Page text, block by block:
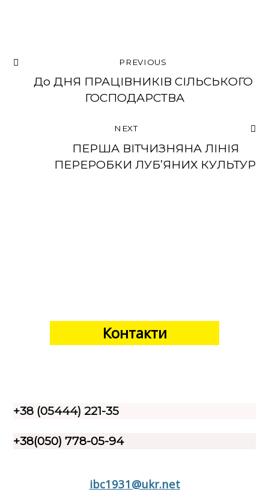
PREVIOUS
До ДНЯ ПРАЦІВНИКІВ СІЛЬСЬКОГО
ГОСПОДАРСТВА
NEXT
ПЕРША ВІТЧИЗНЯНА ЛІНІЯ
ПЕРЕРОБКИ ЛУБ’ЯНИХ КУЛЬТУР
Контакти
+38 (05444) 221-35
+38(050) 778-05-94
ibc1931@ukr.net